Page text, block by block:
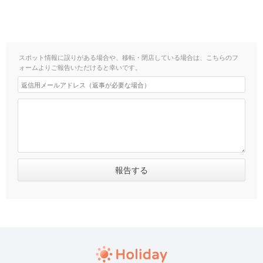
スポット情報に誤りがある場合や、移転・閉店している場合は、こちらのフ
ォームよりご報告いただけると幸いです。